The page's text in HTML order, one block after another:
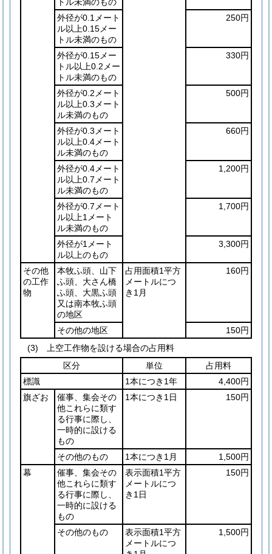
外径が0.1メート
ル以上0.15メー
トル未満のもの
250円
外径が0.15メー
トル以上0.2メー
トル未満のもの
330円
外径が0.2メート
ル以上0.3メート
ル未満のもの
500円
外径が0.3メート
ル以上0.4メート
ル未満のもの
660円
外径が0.4メート
ル以上0.7メート
ル未満のもの
1,200円
外径が0.7メート
ル以上1メート
ル未満のもの
1,700円
外径が1メート
ル以上のもの
3,300円
その他
の工作
物
本牧ふ頭、山下
ふ頭、大さん橋
ふ頭、大黒ふ頭
又は南本牧ふ頭
の地区
占用面積1平方
メートルにつ
き1月
160円
その他の地区
150円
(3) 上空工作物を設ける場合の占用料
区分
単位
占用料
標識
1本につき1年
4,400円
旗ざお
催事、集会その
他これらに類す
る行事に際し、
一時的に設ける
もの
1本につき1日 150円
その他のもの 1本につき1月
1,500円
幕
催事、集会その
他これらに類す
る行事に際し、
一時的に設ける
もの
表示面積1平方
メートルにつ
き1日
150円
その他のもの
表示面積1平方
メートルにつ
1,500円